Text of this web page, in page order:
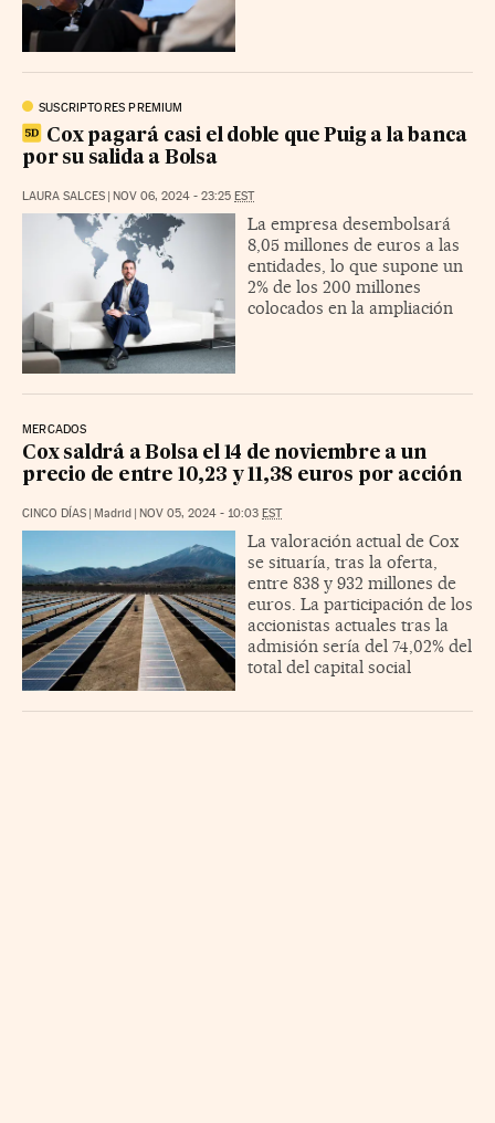
SUSCRIPTORES PREMIUM
Cox pagará casi el doble que Puig a la banca
por su salida a Bolsa
LAURA SALCES NOV 06, 2024 - 23:25 EST
La empresa desembolsará
8,05 millones de euros a las
entidades, lo que supone un
2% de los 200 millones
colocados en la ampliación
MERCADOS
Cox saldrá a Bolsa el 14 de noviembre a un
precio de entre 10,23 y 11,38 euros por acción
CINCO DÍAS Madrid NOV 05, 2024 - 10:03 EST
La valoración actual de Cox
se situaría, tras la oferta,
entre 838 y 932 millones de
euros. La participación de los
accionistas actuales tras la
admisión sería del 74,02% del
total del capital social